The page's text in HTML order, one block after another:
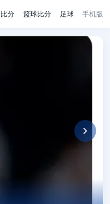
分 篮球比分 足球赛程 足
手机版